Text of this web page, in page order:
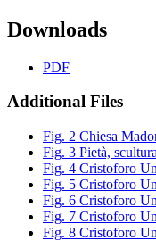
Downloads
PDF
Additional Files
Fig. 2 Chiesa
Fig. 3 Pietà,
Fig. 4 Cristoforo
Fig. 5 Cristoforo
Fig. 6 Cristoforo
Fig. 7 Cristoforo
Fig. 8 Cristoforo